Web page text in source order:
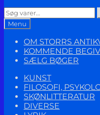
Søg
efter:
Menu
OM STORRS
KOMMENDE
SÆLG BØGER
KUNST
FILOSOFI,
SKØNLITTERATUR
DIVERSE